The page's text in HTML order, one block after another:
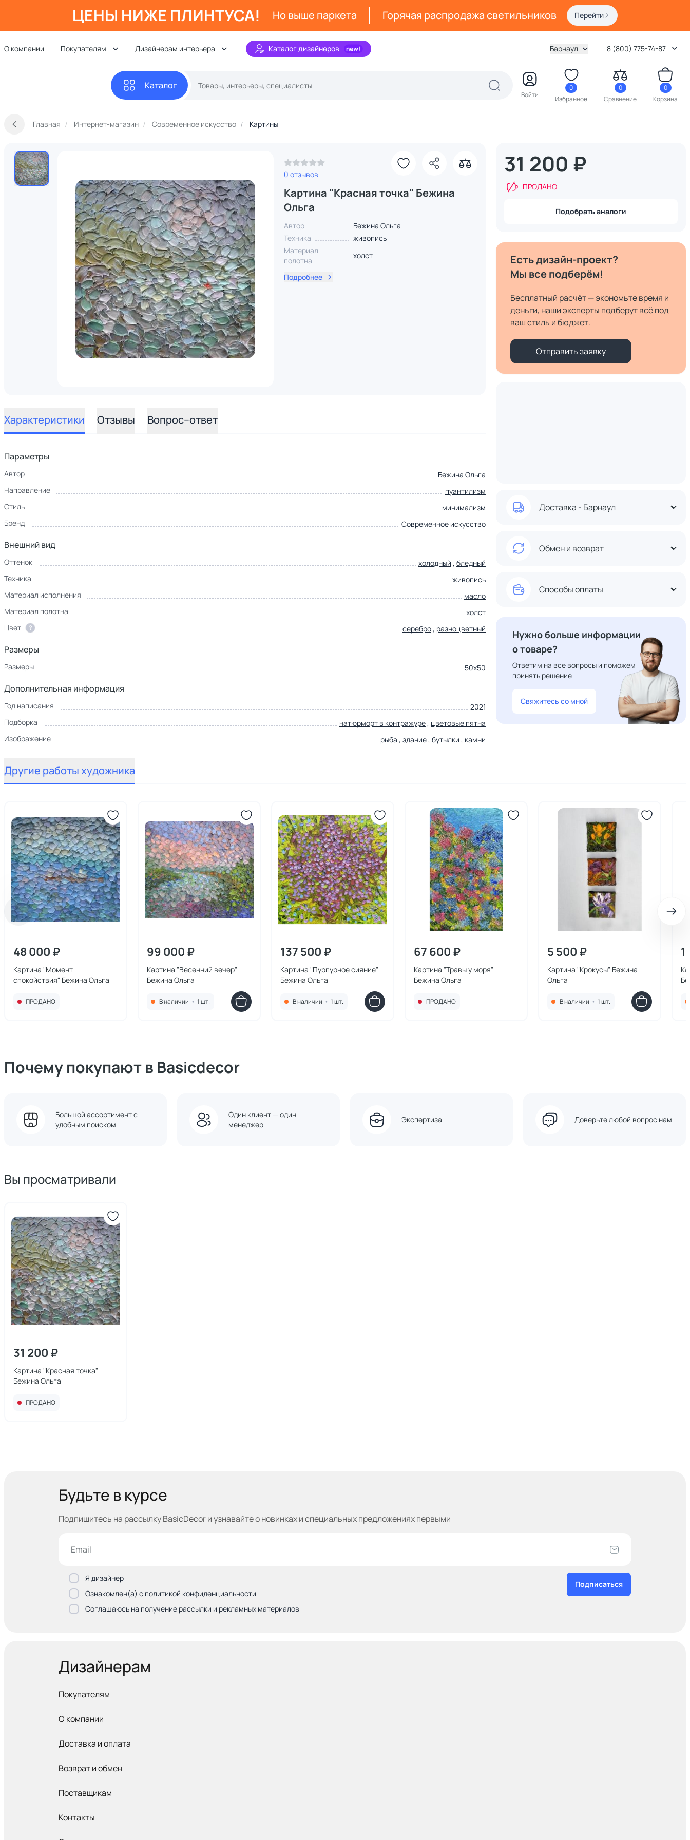
ЦЕНЫ НИЖЕ ПЛИНТУСА! Но выше паркета Горячая распродажа светильников Перейти
О компании Покупателям Дизайнерам интерьера Каталог дизайнеров Барнаул 8 (800) 775-74-87
Каталог
Войти
0
Избранное
0
Сравнение
0
Корзина
Главная Интернет-магазин Современное искусство Картины
0 отзывов
Картина "Красная точка" Бежина
Ольга
Автор
Бежина Ольга
Техника
живопись
Материал
полотна
холст
Подробнее
Характеристики Отзывы Вопрос–ответ
Параметры
Автор
Бежина Ольга
Направление
пуантилизм
Стиль
минимализм
Бренд
Современное искусство
Внешний вид
Оттенок холодный , бледный
Техника
живопись
Материал исполнения
масло
Материал полотна
холст
Цвет
? серебро, разноцветный
Размеры
Размеры 50х50
Дополнительная информация
Год написания
2021
Подборка
натюрморт в контражуре, цветовые пятна
Изображение
рыба , здание, бутылки , камни
31 200 ₽
ПРОДАНО
Подобрать аналоги
Есть дизайн-проект?
Мы все подберём!
Бесплатный расчёт — экономьте время и
деньги, наши эксперты подберут всё под
ваш стиль и бюджет.
Отправить заявку
Доставка - Барнаул
Обмен и возврат
Способы оплаты
Нужно больше информации
о товаре?
Ответим на все вопросы и поможем
принять решение
Свяжитесь со мной
Другие работы художника
48 000 ₽
Картина "Момент
спокойствия" Бежина Ольга
ПРОДАНО
99 000 ₽
Картина "Весенний вечер"
Бежина Ольга
В наличии • 1 шт.
137 500 ₽
Картина "Пурпурное сияние"
Бежина Ольга
В наличии • 1 шт.
67 600 ₽
Картина "Травы у моря"
Бежина Ольга
ПРОДАНО
5 500 ₽
Картина "Крокусы" Бежина
Ольга
В наличии • 1 шт.
Почему покупают в Basicdecor
Большой ассортимент с
удобным поиском
Один клиент — один
менеджер
Экспертиза Доверьте любой вопрос нам
Вы просматривали
31 200 ₽
Картина "Красная точка"
Бежина Ольга
ПРОДАНО
Будьте в курсе
Подпишитесь на рассылку BasicDecor и узнавайтео новинках и специальных предложениях первыми
Я дизайнер
Ознакомлен(а) с политикой конфиденциальности
Соглашаюсь на получение рассылки и рекламных материалов
Подписаться
Дизайнерам
Покупателям
О компании
Доставка и оплата
Возврат и обмен
Поставщикам
Контакты